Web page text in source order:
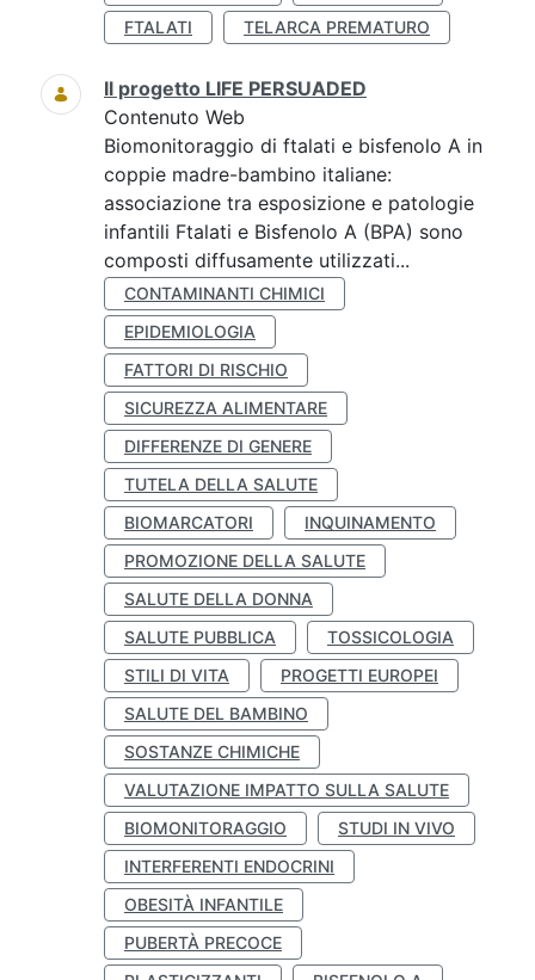
FTALATI
TELARCA PREMATURO
Il progetto LIFE PERSUADED
Contenuto Web
Biomonitoraggio di ftalati e bisfenolo A in
coppie madre-bambino italiane:
associazione tra esposizione e patologie
infantili Ftalati e Bisfenolo A (BPA) sono
composti diffusamente utilizzati...
CONTAMINANTI CHIMICI
EPIDEMIOLOGIA
FATTORI DI RISCHIO
SICUREZZA ALIMENTARE
DIFFERENZE DI GENERE
TUTELA DELLA SALUTE
BIOMARCATORI
INQUINAMENTO
PROMOZIONE DELLA SALUTE
SALUTE DELLA DONNA
SALUTE PUBBLICA
TOSSICOLOGIA
STILI DI VITA
PROGETTI EUROPEI
SALUTE DEL BAMBINO
SOSTANZE CHIMICHE
VALUTAZIONE IMPATTO SULLA SALUTE
BIOMONITORAGGIO
STUDI IN VIVO
INTERFERENTI ENDOCRINI
OBESITÀ INFANTILE
PUBERTÀ PRECOCE